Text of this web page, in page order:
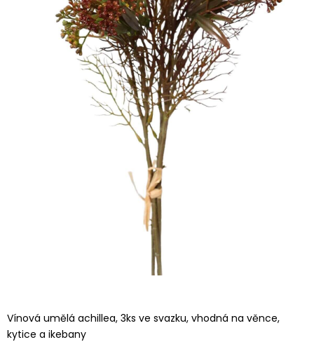
Vínová umělá achillea, 3ks ve svazku, vhodná na věnce,
kytice a ikebany